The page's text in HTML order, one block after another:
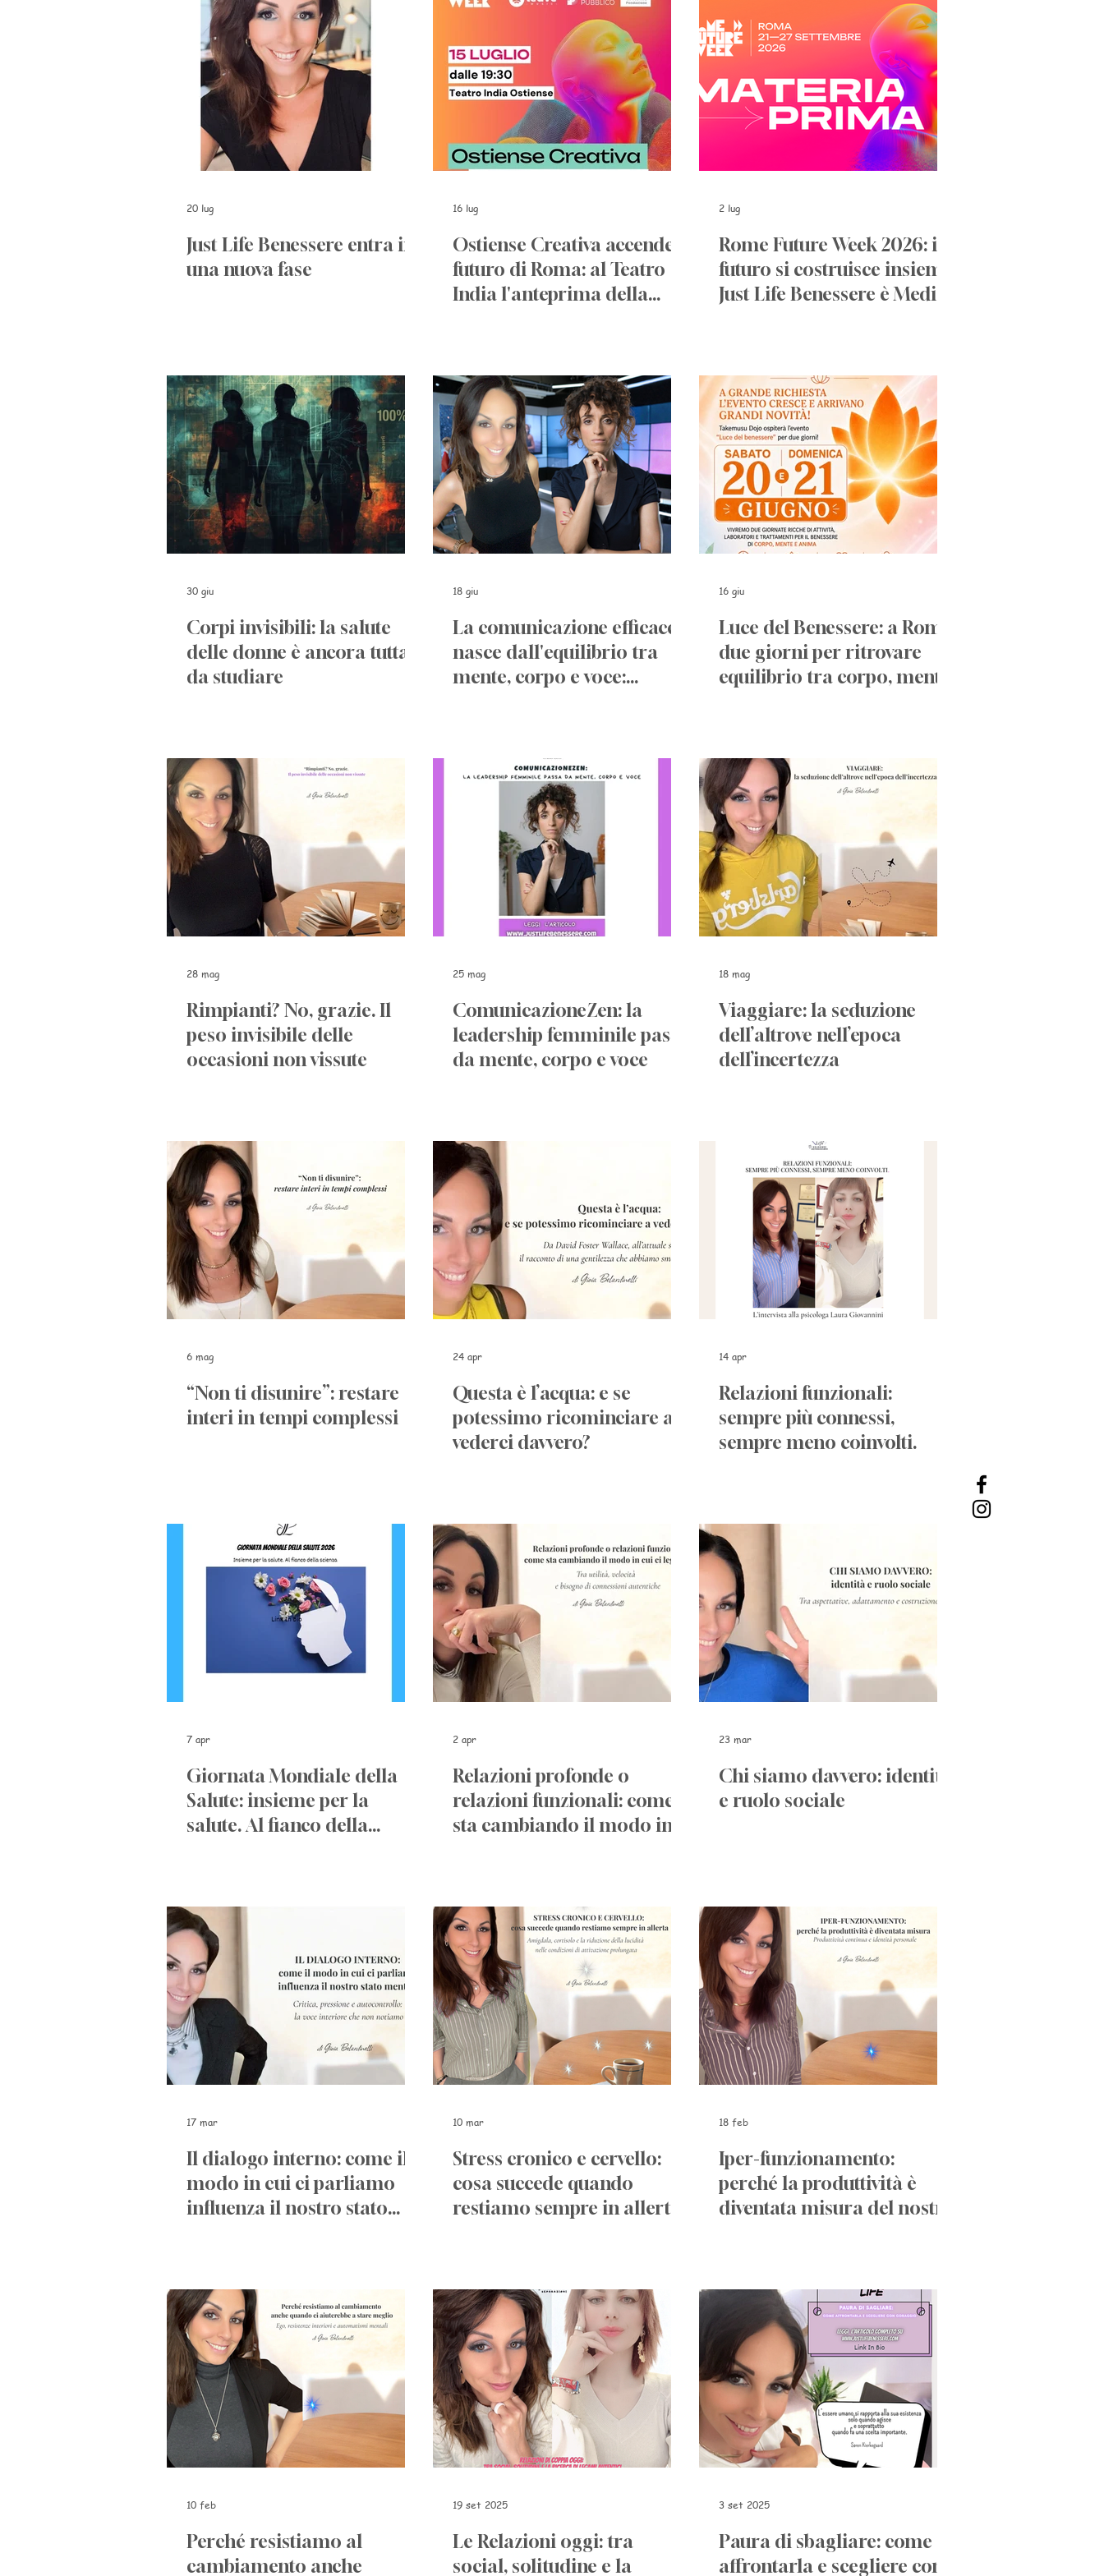
Just Life Benessere entra in
una nuova fase
20 lug
Ostiense Creativa accende il
futuro di Roma: al Teatro
India l'anteprima della
16 lug
Rome Future Week 2026: il
futuro si costruisce insieme.
Just Life Benessere è Media
2 lug
Corpi invisibili: la salute
delle donne è ancora tutta
da studiare
30 giu
La comunicazione efficace
nasce dall'equilibrio tra
mente, corpo e voce:
18 giu
Luce del Benessere: a Roma
due giorni per ritrovare
equilibrio tra corpo, mente
16 giu
Rimpianti? No, grazie. Il
peso invisibile delle
occasioni non vissute
28 mag
ComunicazioneZen: la
leadership femminile passa
da mente, corpo e voce
25 mag
Viaggiare: la seduzione
dell’altrove nell’epoca
dell’incertezza
18 mag
“Non ti disunire”: restare
interi in tempi complessi
6 mag
Questa è l’acqua: e se
potessimo ricominciare a
vederci davvero?
24 apr
Relazioni funzionali:
sempre più connessi,
sempre meno coinvolti.
14 apr
Giornata Mondiale della
Salute: insieme per la
salute. Al fianco della
7 apr
Relazioni profonde o
relazioni funzionali: come
sta cambiando il modo in
2 apr
Chi siamo davvero: identità
e ruolo sociale
23 mar
Il dialogo interno: come il
modo in cui ci parliamo
influenza il nostro stato
17 mar
Stress cronico e cervello:
cosa succede quando
restiamo sempre in allerta
10 mar
Iper-funzionamento:
perché la produttività è
diventata misura del nostro
18 feb
Perché resistiamo al
cambiamento anche
10 feb
Le Relazioni oggi: tra
social, solitudine e la
19 set 2025
Paura di sbagliare: come
affrontarla e scegliere con
3 set 2025